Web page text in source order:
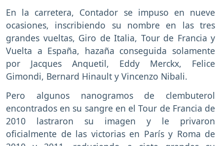
En la carretera, Contador se impuso en nueve
ocasiones, inscribiendo su nombre en las tres
grandes vueltas, Giro de Italia, Tour de Francia y
Vuelta a España, hazaña conseguida solamente
por Jacques Anquetil, Eddy Merckx, Felice
Gimondi, Bernard Hinault y Vincenzo Nibali.
Pero algunos nanogramos de clembuterol
encontrados en su sangre en el Tour de Francia de
2010 lastraron su imagen y le privaron
oficialmente de las victorias en París y Roma de